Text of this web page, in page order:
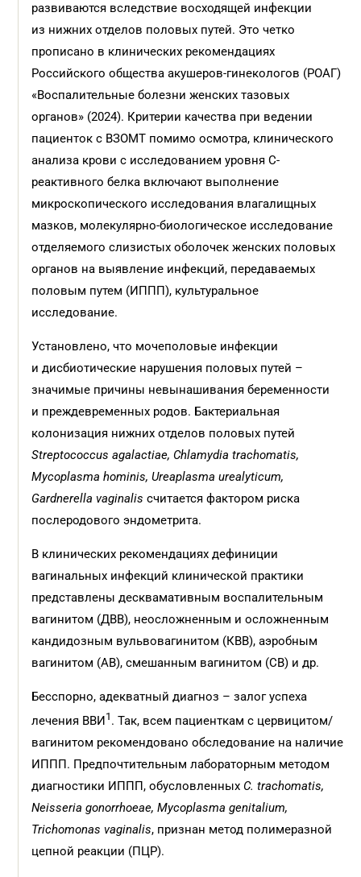
развиваются вследствие восходящей инфекции
из нижних отделов половых путей. Это четко
прописано в клинических рекомендациях
Российского общества акушеров-гинекологов (РОАГ)
«Воспалительные болезни женских тазовых
органов» (2024). Критерии качества при ведении
пациенток с ВЗОМТ помимо осмотра, клинического
анализа крови с исследованием уровня С-
реактивного белка включают выполнение
микроскопического исследования влагалищных
мазков, молекулярно-биологическое исследование
отделяемого слизистых оболочек женских половых
органов на выявление инфекций, передаваемых
половым путем (ИППП), культуральное
исследование.
Установлено, что мочеполовые инфекции
и дисбиотические нарушения половых путей –
значимые причины невынашивания беременности
и преждевременных родов. Бактериальная
колонизация нижних отделов половых путей
Streptococcus agalactiae, Chlamydia trachomatis,
Mycoplasma hominis, Ureaplasma urealyticum,
Gardnerella vaginalis считается фактором риска
послеродового эндометрита.
В клинических рекомендациях дефиниции
вагинальных инфекций клинической практики
представлены десквамативным воспалительным
вагинитом (ДВВ), неосложненным и осложненным
кандидозным вульвовагинитом (КВВ), аэробным
вагинитом (АВ), смешанным вагинитом (СВ) и др.
Бесспорно, адекватный диагноз – залог успеха
лечения ВВИ1 . Так, всем пациенткам с цервицитом/
вагинитом рекомендовано обследование на наличие
ИППП. Предпочтительным лабораторным методом
диагностики ИППП, обусловленных C. trachomatis,
Neisseria gonorrhoeae, Mycoplasma genitalium,
Trichomonas vaginalis, признан метод полимеразной
цепной реакции (ПЦР).